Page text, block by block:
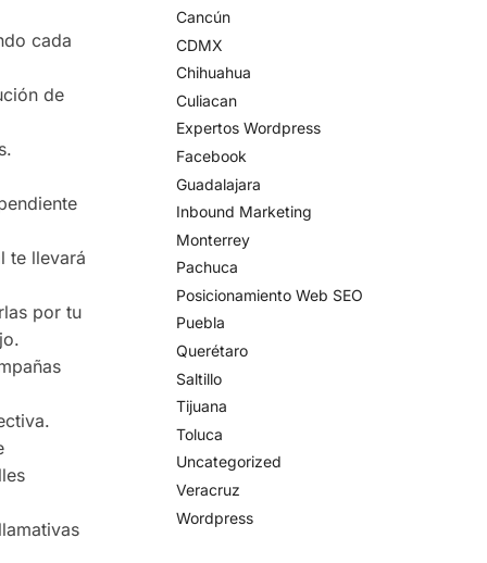
cada
de
te llevará
por tu
Cancún
CDMX
Chihuahua
Culiacan
Expertos Wordpress
Facebook
Guadalajara
Inbound Marketing​
Monterrey
Pachuca
Posicionamiento Web SEO
Puebla
Querétaro
Saltillo
Tijuana
Toluca
Uncategorized
Veracruz
Wordpress